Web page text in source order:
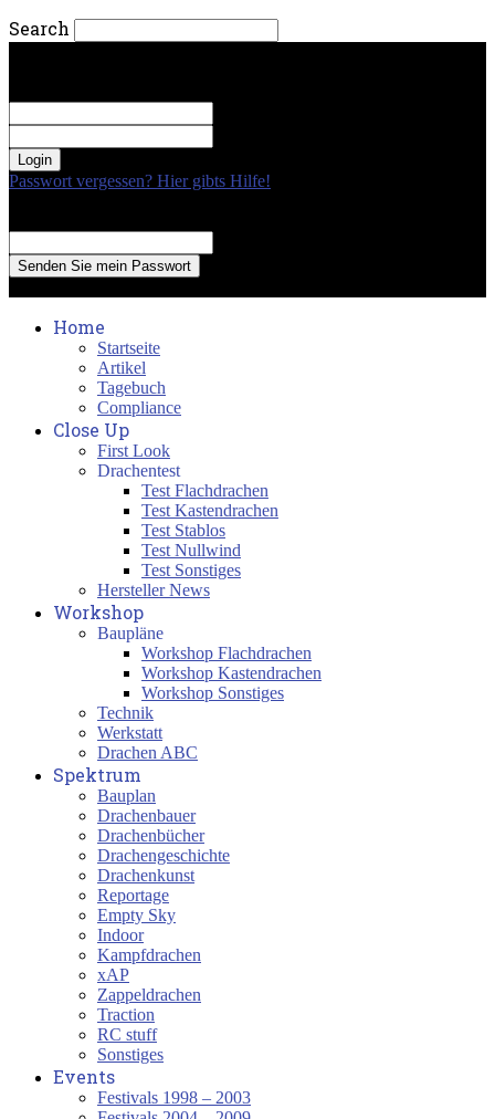
Search
Passwort vergessen? Hier gibts Hilfe!
Home
Startseite
Artikel
Tagebuch
Compliance
Close Up
First Look
Drachentest
Test Flachdrachen
Test Kastendrachen
Test Stablos
Test Nullwind
Test Sonstiges
Hersteller News
Workshop
Baupläne
Workshop Flachdrachen
Workshop Kastendrachen
Workshop Sonstiges
Technik
Werkstatt
Drachen ABC
Spektrum
Bauplan
Drachenbauer
Drachenbücher
Drachengeschichte
Drachenkunst
Reportage
Empty Sky
Indoor
Kampfdrachen
xAP
Zappeldrachen
Traction
RC stuff
Sonstiges
Events
Festivals 1998 – 2003